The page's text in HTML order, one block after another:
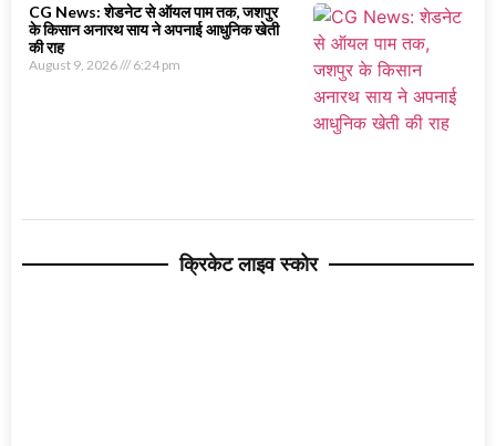
CG News: शेडनेट से ऑयल पाम तक, जशपुर
के किसान अनारथ साय ने अपनाई आधुनिक खेती
की राह
August 9, 2026 6:24 pm
क्रिकेट लाइव स्कोर